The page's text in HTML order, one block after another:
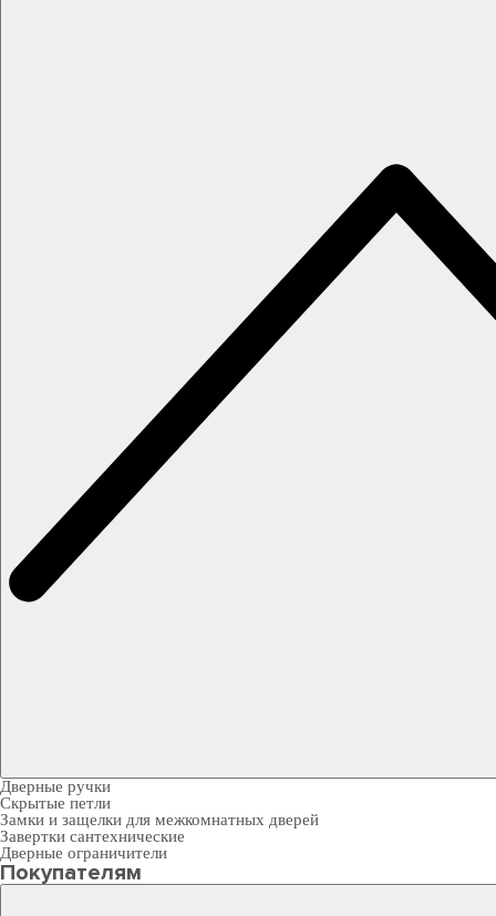
Дверные ручки
Скрытые петли
Замки и защелки для межкомнатных дверей
Завертки сантехнические
Дверные ограничители
Покупателям